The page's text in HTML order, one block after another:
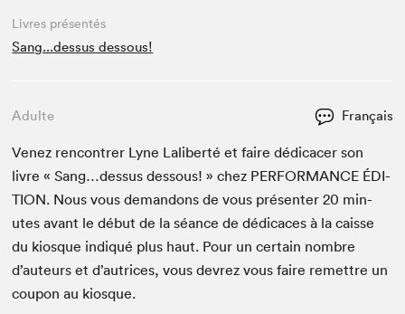
Livres présentés
Sang...dessus dessous!
Adulte Français
Venez ren­con­tr­er Lyne Lal­ib­erté et faire dédi­cac­er son
livre « Sang…dessus dessous! » chez PER­FOR­MANCE ÉDI­
TION. Nous vous deman­dons de vous présen­ter20 min­
utes avant le début de la séance de dédi­caces à la caisse
du kiosque indiqué plus haut. Pour un cer­tain nom­bre
d’auteurs et d’autrices, vous devrez vous faire remet­tre un
coupon au kiosque.